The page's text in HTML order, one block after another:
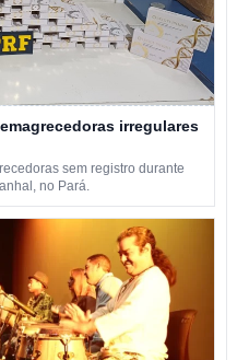
irregulares
sem registro durante
no Pará.